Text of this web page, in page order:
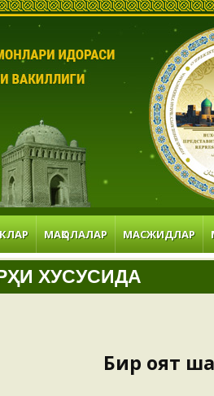
МАҚОЛАЛАР МАСЖИДЛАР
ХУСУСИДА
Бир оят